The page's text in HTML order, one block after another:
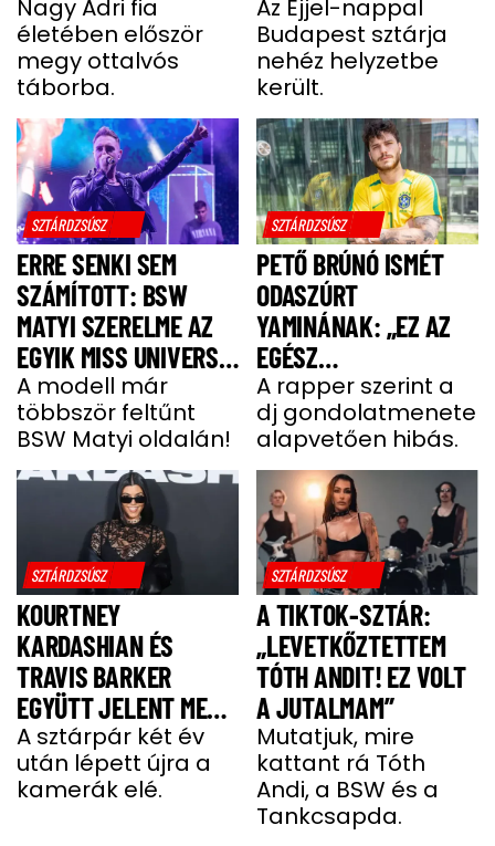
UGYANÚGY IZGULOK,
MINT Ő”
Nagy Adri fia
életében először
megy ottalvós
táborba.
LÓGOTT – SÖTÉT
IDŐSZAKBÓL
MENEKÜLT MEG A
SZTÁRAPUKA
Az Éjjel-nappal
Budapest sztárja
nehéz helyzetbe
került.
SZTÁRDZSÚSZ
ERRE SENKI SEM
SZÁMÍTOTT: BSW
MATYI SZERELME AZ
EGYIK MISS UNIVERSE
HUNGARY VERSENYZŐ
A modell már
többször feltűnt
BSW Matyi oldalán!
SZTÁRDZSÚSZ
PETŐ BRÚNÓ ISMÉT
ODASZÚRT
YAMINÁNAK: „EZ AZ
EGÉSZ
GONDOLATMENET
ZSÁKUTCA”
A rapper szerint a
dj gondolatmenete
alapvetően hibás.
SZTÁRDZSÚSZ
KOURTNEY
KARDASHIAN ÉS
TRAVIS BARKER
EGYÜTT JELENT MEG
A VÖRÖS SZŐNYEGEN
A sztárpár két év
után lépett újra a
kamerák elé.
SZTÁRDZSÚSZ
A TIKTOK-SZTÁR:
„LEVETKŐZTETTEM
TÓTH ANDIT! EZ VOLT
A JUTALMAM”
Mutatjuk, mire
kattant rá Tóth
Andi, a BSW és a
Tankcsapda.